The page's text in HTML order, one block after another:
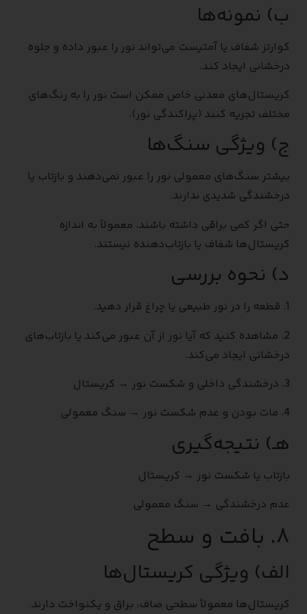
ب) نمونه‌ها
کوارتز شفاف یا آمتیست می‌تواند نور را عبور داده و جلوه
درخشانی ایجاد کند.
کریستال‌های معدنی خاص ممکن است نور را به رنگ‌های
مختلف تجزیه کنند (پراکندگی نور).
ج) ویژگی سنگ‌ها
بیشتر سنگ‌های معمولی نور را عبور نمی‌دهند و بازتاب یا
درخشندگی شدیدی ندارند.
حتی اگر کمی براقی داشته باشند، معمولاً به اندازه
کریستال‌ها شفاف یا بازتاب‌دهنده نیستند.
د) نحوه بررسی
1. قطعه را در نور طبیعی یا چراغ قرار دهید.
2. مشاهده کنید که آیا نور از آن عبور می‌کند یا بازتاب‌های
درخشانی ایجاد می‌کند.
3. درخشندگی داخلی و شکست نور → کریستال
4. مات بودن و عدم شکست نور → سنگ معمولی
هـ) نتیجه‌گیری
بازتاب یا شکست نور → کریستال
عدم درخشندگی → سنگ معمولی
۸. بافت و سطح
الف) ویژگی کریستال‌ها
کریستال‌ها معمولاً سطحی صاف، براق و یکنواخت دارند.